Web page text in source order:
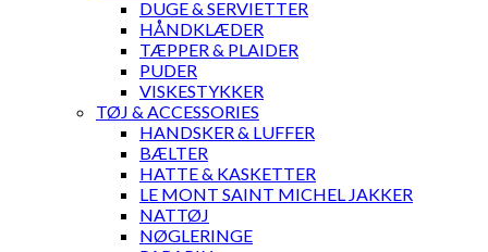
DUGE & SERVIETTER
HÅNDKLÆDER
TÆPPER & PLAIDER
PUDER
VISKESTYKKER
TØJ & ACCESSORIES
HANDSKER & LUFFER
BÆLTER
HATTE & KASKETTER
LE MONT SAINT MICHEL JAKKER
NATTØJ
NØGLERINGE